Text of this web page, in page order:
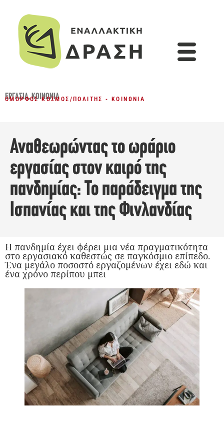
ΕΡΓΑΣΊΑ,ΚΟΙΝΩΝΊΑ
ΌΜΟΡΦΟΣ ΚΌΣΜΟΣ / ΠΟΛΊΤΗΣ - ΚΟΙΝΩΝΊΑ
Αναθεωρώντας το ωράριο
εργασίας στον καιρό της
πανδημίας: Το παράδειγμα της
Ισπανίας και της Φινλανδίας
Η πανδημία έχει φέρει μια νέα πραγματικότητα
στο εργασιακό καθεστώς σε παγκόσμιο επίπεδο.
Ένα μεγάλο ποσοστό εργαζομένων έχει εδώ και
ένα χρόνο περίπου μπει